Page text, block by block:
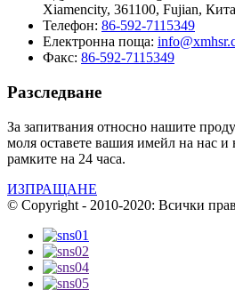
Xiamencity, 361100, Fujian,
Телефон: 86-592-7115349
Електронна поща:
Факс: 86-592-7115349
Разследване
За запитвания относно нашите
моля оставете вашия имейл на нас
рамките на 24 часа.
ИЗПРАЩАНЕ
© Copyright - 2010-2020: Всички